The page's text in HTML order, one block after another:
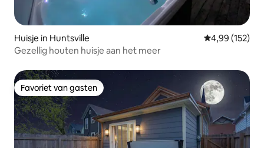
Huisje in Huntsville Gemiddelde
4,99 (152)
Gezellig houten huisje aan het meer
Favoriet van gasten
Favoriet van gasten